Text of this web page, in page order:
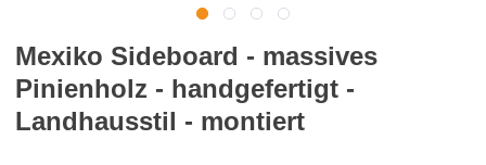
Mexiko Sideboard - massives
Pinienholz - handgefertigt -
Landhausstil - montiert